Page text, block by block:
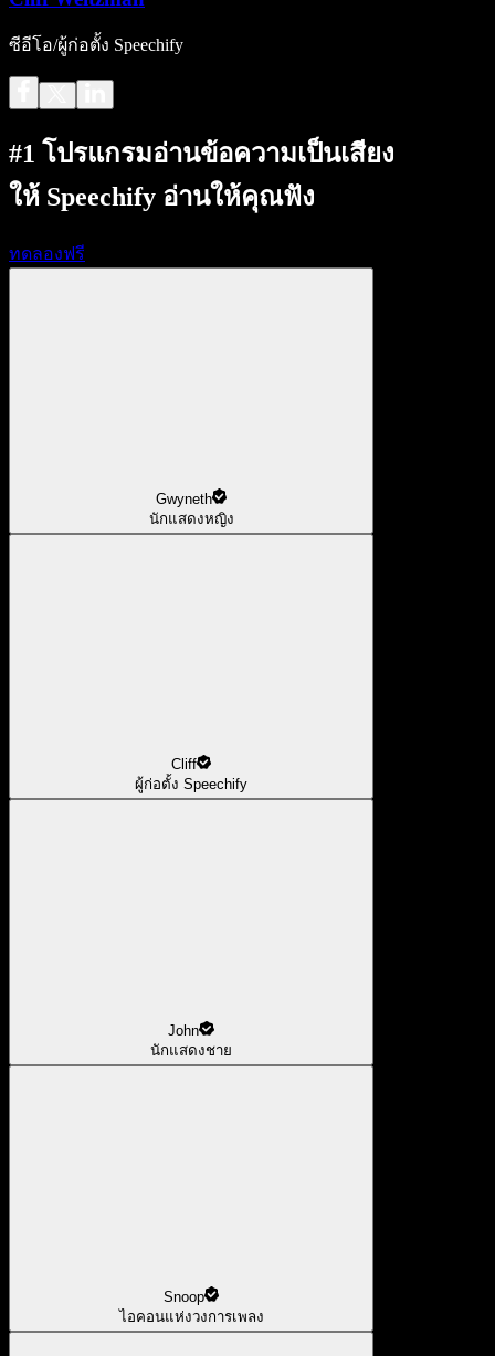
ซีอีโอ/ผู้ก่อตั้ง Speechify
#1 โปรแกรมอ่านข้อความเป็นเสียง
ให้ Speechify อ่านให้คุณฟัง
ทดลองฟรี
Gwyneth
นักแสดงหญิง
Cliff
ผู้ก่อตั้ง Speechify
John
นักแสดงชาย
Snoop
ไอคอนแห่งวงการเพลง